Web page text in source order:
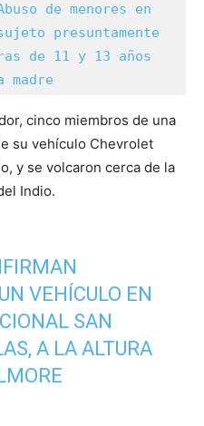
de menores en
presuntamente
de 11 y 13 años
madre
cinco miembros de una
su vehículo Chevrolet
y se volcaron cerca de la
Indio.
VEHÍCULO EN
SAN
A LA ALTURA